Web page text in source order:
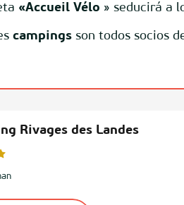
«Accueil Vélo » seducirá a
campings son todos socios
Rivages des Landes